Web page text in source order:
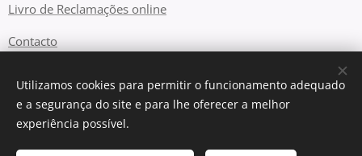
Livro de Reclamações online
Contacto
Cookies
Utilizamos cookies para permitir o funcionamento adequado
e a segurança do site e para lhe oferecer a melhor
experiência possível.